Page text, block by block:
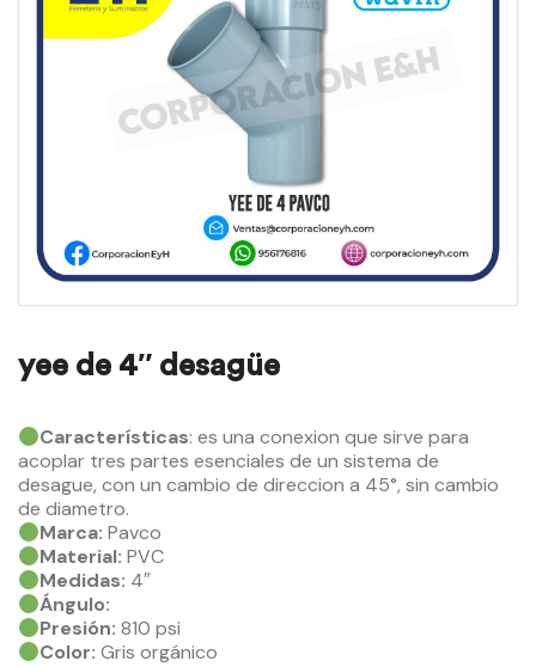
yee de 4″ desagüe
Características: es una conexion que sirve para
acoplar tres partes esenciales de un sistema de
desague, con un cambio de direccion a 45°, sin cambio
de diametro.
Marca:Pavco
Material:PVC
Medidas: 4″
Ángulo:
Presión:810 psi
Color:Gris orgánico